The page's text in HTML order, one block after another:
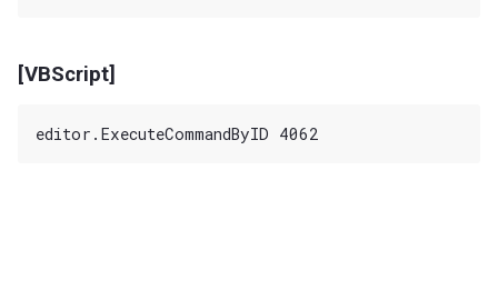
[VBScript]